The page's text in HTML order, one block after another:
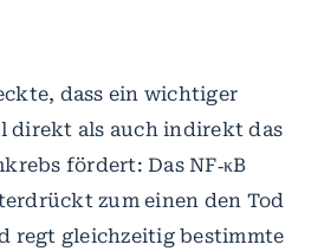
dass ein wichtiger
direkt als auch indirekt das
fördert: Das NF‐κB
zum einen den Tod
regt gleichzeitig bestimmte